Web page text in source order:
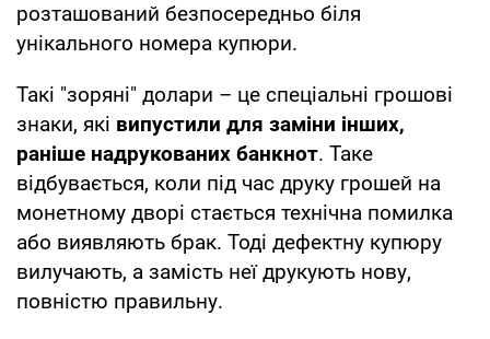
розташований безпосередньо біля
унікального номера купюри.
Такі "зоряні" долари – це спеціальні грошові
знаки, які випустили для заміни інших,
раніше надрукованих банкнот. Таке
відбувається, коли під час друку грошей на
монетному дворі стається технічна помилка
або виявляють брак. Тоді дефектну купюру
вилучають, а замість неї друкують нову,
повністю правильну.